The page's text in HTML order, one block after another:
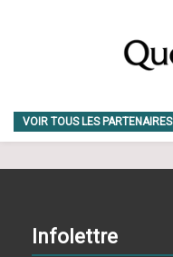
VOIR TOUS LES PARTENAIRES
Infolettre